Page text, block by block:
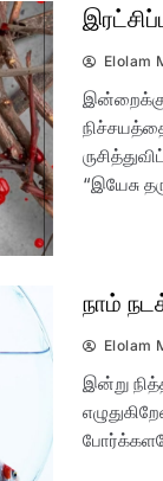
Elolam
“இயேசு
நாம்
Elolam
இன்று